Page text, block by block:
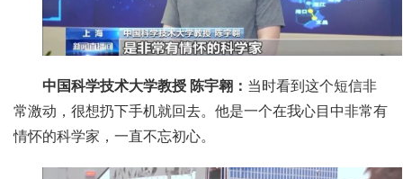
中国科学技术大学教授 陈宇翱： 当时看到这个短信非
常激动，很想扔下手机就回去。他是一个在我心目中非常有
情怀的科学家，一直不忘初心。